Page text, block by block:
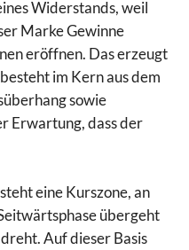
Widerstands, weil
Marke Gewinne
eröffnen. Das erzeugt
im Kern aus dem
sowie
Erwartung, dass der
eine Kurszone, an
übergeht
Auf dieser Basis